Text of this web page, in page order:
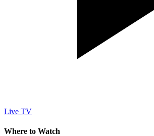
Live TV
Where to Watch